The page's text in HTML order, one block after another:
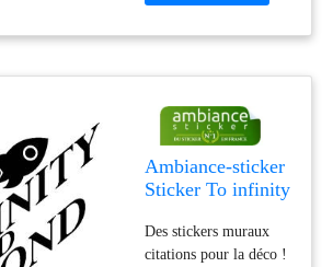
guise avec leur aide !
optez pour le style qui
vous convient le mieux
pour améliorer votre
vie en
Ambiance-sticker
Sticker To infinity
Des stickers muraux
citations pour la déco !